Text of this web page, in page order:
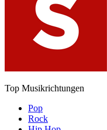
Top Musikrichtungen
Pop
Rock